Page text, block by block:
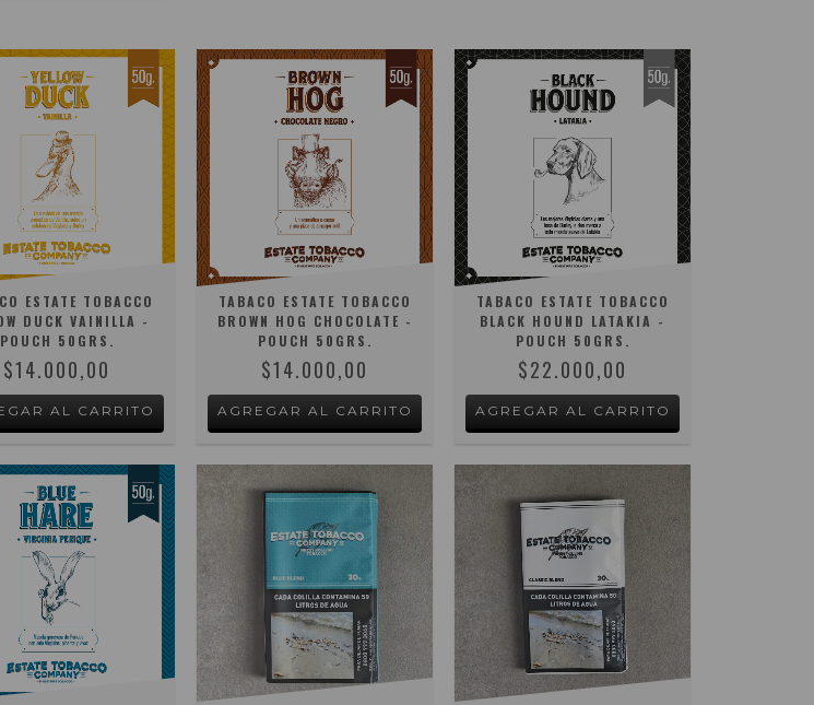
ESTATE TOBACCO
DUCK VAINILLA -
POUCH 50GRS.
$14.000,00
TABACO ESTATE TOBACCO
BROWN HOG CHOCOLATE -
POUCH 50GRS.
$14.000,00
TABACO ESTATE TOBACCO
BLACK HOUND LATAKIA -
POUCH 50GRS.
$22.000,00